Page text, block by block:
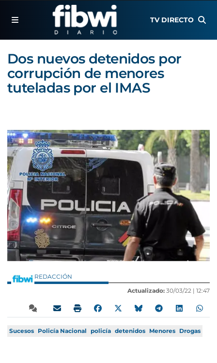
TV DIRECTO
Dos nuevos detenidos por
corrupción de menores
tuteladas por el IMAS
REDACCIÓN
Actualizado: 30/03/22 | 12:47
Sucesos Policía Nacional policía detenidos Menores Drogas